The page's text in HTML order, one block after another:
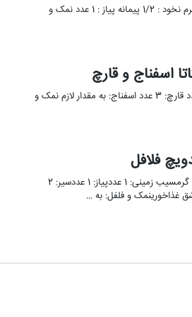
مواد لازم: اسفناج : 250 گرم نخود : 1/2 پیمانه پیاز : 1 عدد نمک و
مواد لازم: تخم مرغ: 5 عدد قارچ: 3 عدد اسفناج: به مقدار لازم نمک و
مواد لازم:سبزی دلمه: 300 گرمسیب زمینی: 1 عددپیاز: 1 عددسیر: 2